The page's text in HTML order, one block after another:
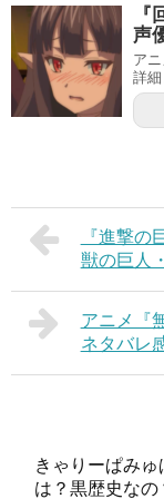
声
ア
詳細
『進撃の
獣の巨人
アニメ『
ネタバレ
きゃりーぱみ
は？黒歴史なの